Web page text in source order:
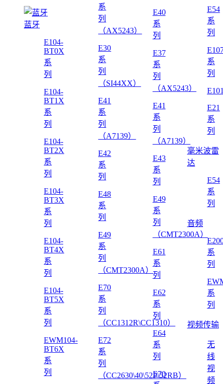
蓝牙
E104-
BT0X
系
列
E104-
BT1X
系
列
E104-
BT2X
系
列
E104-
BT3X
系
列
E104-
BT4X
系
列
E104-
BT5X
系
列
EWM104-
BT6X
系
列
系
列
（AX5243）
E30
系
列
（SI44XX）
E41
系
列
（A7139）
E42
系
列
E48
系
列
E49
系
列
（CMT2300A）
E70
系
列
（CC1312R\CC1310）
E72
系
列
（CC2630\40\52P\52RB）
E40
系
列
E37
系
列
（AX5243）
E41
系
列
（A7139）
E43
系
列
E49
系
列
（CMT2300A）
E61
系
列
E62
系
列
E64
系
列
E70
E54
系
列
系
列
E21
系
列
毫米波雷
达
E54
系
列
音频
系
列
系
列
视频传输
无
线
视
频